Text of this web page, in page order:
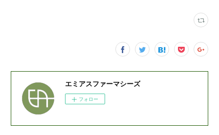
エミアスファーマシーズ
フォロー